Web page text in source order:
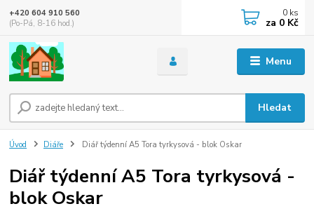
Menu
Hledat
+420 604 910 560
(Po-Pá, 8-16 hod.)
0 ks
za 0 Kč
Úvod Diáře Diář týdenní A5 Tora tyrkysová - blok Oskar
Diář týdenní A5 Tora tyrkysová -
blok Oskar